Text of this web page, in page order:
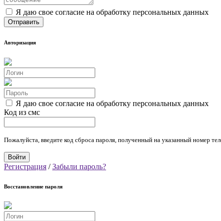
Я даю свое согласие на обработку персональных данных
Авторизация
Я даю свое согласие на обработку персональных данных
Код из смс
Пожалуйста, введите код сброса пароля, полученный на указанный номер
Регистрация /Забыли пароль?
Восстановление пароля